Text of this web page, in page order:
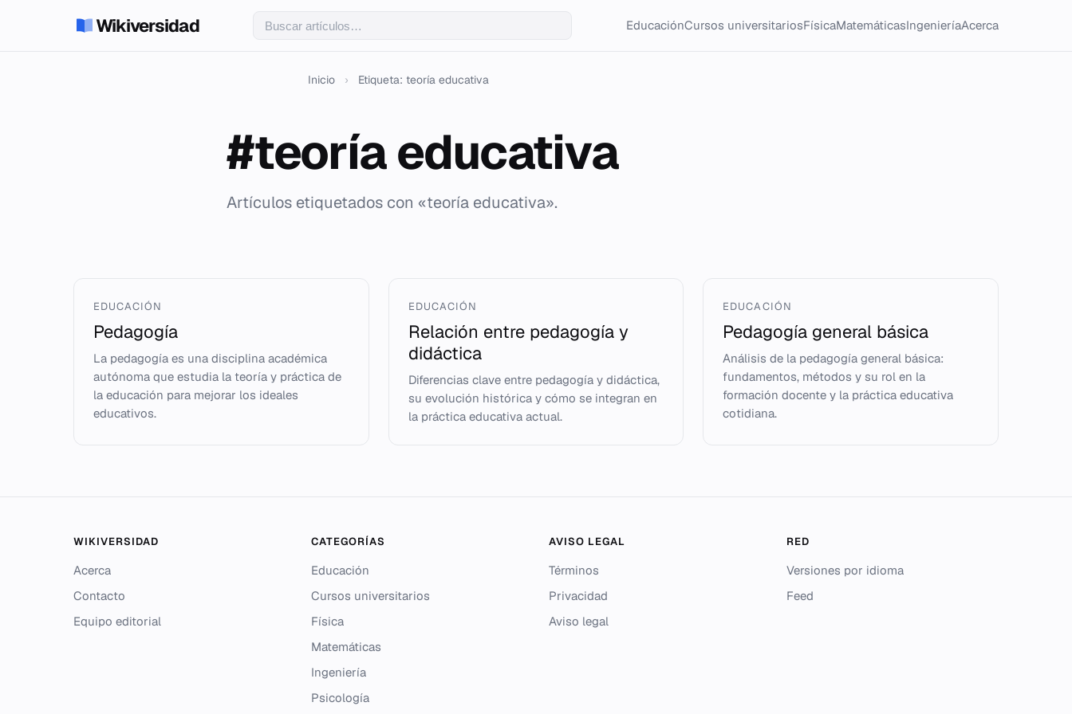
Wikiversidad EducaciónCursos universitariosFísicaMatemáticasIngenieríaAcerca
Inicio › Etiqueta: teoría educativa
#teoría educativa
Artículos etiquetados con «teoría educativa».
EDUCACIÓN
Pedagogía
La pedagogía es una disciplina académica
autónoma que estudia la teoría y práctica de
la educación para mejorar los ideales
educativos.
EDUCACIÓN
Relación entre pedagogía y
didáctica
Diferencias clave entre pedagogía y didáctica,
su evolución histórica y cómo se integran en
la práctica educativa actual.
EDUCACIÓN
Pedagogía general básica
Análisis de la pedagogía general básica:
fundamentos, métodos y su rol en la
formación docente y la práctica educativa
cotidiana.
WIKIVERSIDAD
Acerca
Contacto
Equipo editorial
CATEGORÍAS
Educación
Cursos universitarios
Física
Matemáticas
Ingeniería
Psicología
AVISO LEGAL
Términos
Privacidad
Aviso legal
RED
Versiones por idioma
Feed